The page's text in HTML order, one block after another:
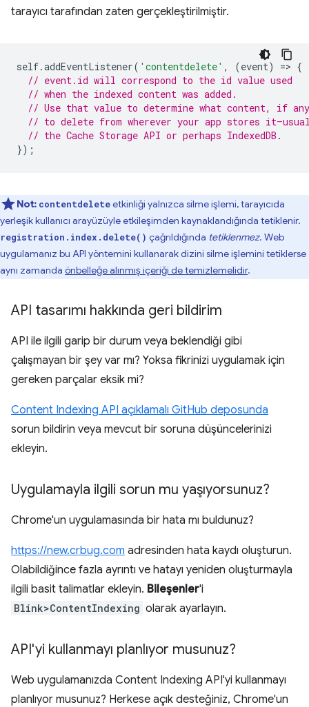
tarayıcı tarafından zaten gerçekleştirilmiştir.
self.addEventListener( 'contentdelete' , (event) => {
// event.id will correspond to the id value used
// when the indexed content was added.
// Use that value to determine what content, if
// to delete from wherever your app stores
// the Cache Storage API or perhaps IndexedDB.
});
Not: contentdeleteetkinliği yalnızca silme işlemi, tarayıcıda
yerleşik kullanıcı arayüzüyle etkileşimden kaynaklandığında tetiklenir.
registration.index.delete() çağrıldığında tetiklenmez. Web
uygulamanız bu API yöntemini kullanarak dizini silme işlemini tetiklerse
aynı zamanda önbelleğe alınmış içeriği de temizlemelidir.
API tasarımı hakkında geri bildirim
API ile ilgili garip bir durum veya beklendiği gibi
çalışmayan bir şey var mı? Yoksa fikrinizi uygulamak için
gereken parçalar eksik mi?
Content Indexing API açıklamalı GitHub deposunda
sorun bildirin veya mevcut bir soruna düşüncelerinizi
ekleyin.
Uygulamayla ilgili sorun mu yaşıyorsunuz?
Chrome'un uygulamasında bir hata mı buldunuz?
https://new.crbug.com adresinden hata kaydı oluşturun.
Olabildiğince fazla ayrıntı ve hatayı yeniden oluşturmayla
ilgili basit talimatlar ekleyin. Bileşenler'i
Blink>ContentIndexing olarak ayarlayın.
API'yi kullanmayı planlıyor musunuz?
Web uygulamanızda Content Indexing API'yi kullanmayı
planlıyor musunuz? Herkese açık desteğiniz, Chrome'un